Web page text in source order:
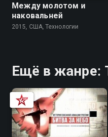
Между молотом и
наковальней
2015, США, Технологии
Ещё в жанре: